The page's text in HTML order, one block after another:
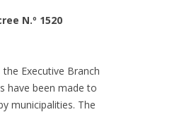
N.º 1520
Executive Branch
have been made to
municipalities. The